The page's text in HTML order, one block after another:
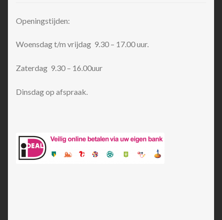
Openingstijden:
Woensdag t/m vrijdag 9.30 – 17.00 uur.
Zaterdag 9.30 – 16.00uur
Dinsdag op afspraak.